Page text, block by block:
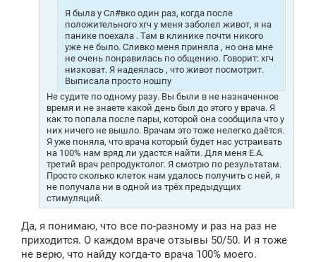
Я была у Сл#вко один раз, когда после
положительного хгч у меня заболел живот, я на
панике поехала . Там в клинике почти никого
уже не было. Сливко меня приняла , но она мне
не очень понравилась по общению. Говорит: хгч
низковат. Я надеялась , что живот посмотрит.
Выписала просто ношпу
Не судите по одному разу. Вы были в не назначенное
время и не знаете какой день был до этого у врача. Я
как то попала после пары, которой она сообщила что у
них ничего не вышло. Врачам это тоже нелегко даётся.
Я уже поняла, что врача который будет нас устраивать
на 100% нам вряд ли удастся найти. Для меня Е.А.
третий врач репродуктолог. Я смотрю по результатам.
Просто сколько клеток нам удалось получить с ней, я
не получала ни в одной из трёх предыдущих
стимуляций.
Да, я понимаю, что все по-разному и раз на раз не
приходится. О каждом враче отзывы 50/50. И я тоже
не верю, что найду когда-то врача 100% моего.